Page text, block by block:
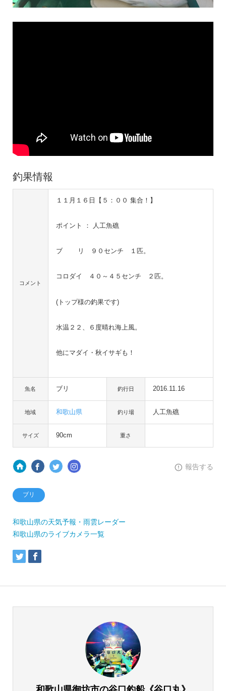
釣果情報
コメント
１１月１６日【５：００ 集合！】
ポイント ： 人工魚礁
ブ リ ９０センチ １匹。
コロダイ ４０～４５センチ ２匹。
(トップ様の釣果です)
水温２２、６度晴れ海上風。
他にマダイ・秋イサギも！
魚名 ブリ 釣行日 2016.11.16
地域 和歌山県 釣り場 人工魚礁
サイズ 90cm 重さ
報告する
ブリ
和歌山県の天気予報・雨雲レーダー
和歌山県のライブカメラ一覧